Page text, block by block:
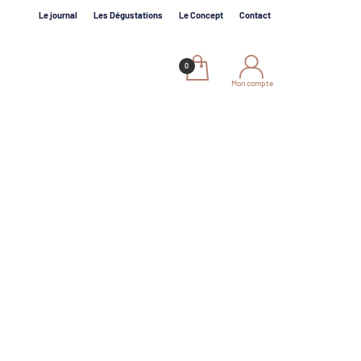
Le journal Les Dégustations Le Concept Contact
Mon compte